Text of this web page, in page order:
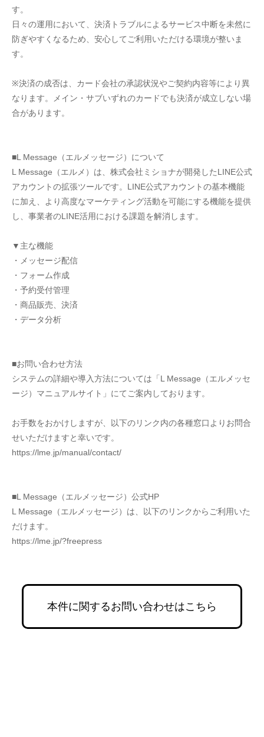
す。
日々の運用において、決済トラブルによるサービス中断を未然に
防ぎやすくなるため、安心してご利用いただける環境が整いま
す。
※決済の成否は、カード会社の承認状況やご契約内容等により異
なります。メイン・サブいずれのカードでも決済が成立しない場
合があります。
■L Message（エルメッセージ）について
L Message（エルメ）は、株式会社ミショナが開発したLINE公式
アカウントの拡張ツールです。LINE公式アカウントの基本機能
に加え、より高度なマーケティング活動を可能にする機能を提供
し、事業者のLINE活用における課題を解消します。
▼主な機能
・メッセージ配信
・フォーム作成
・予約受付管理
・商品販売、決済
・データ分析
■お問い合わせ方法
システムの詳細や導入方法については「L Message（エルメッセ
ージ）マニュアルサイト」にてご案内しております。
お手数をおかけしますが、以下のリンク内の各種窓口よりお問合
せいただけますと幸いです。
https://lme.jp/manual/contact/
■L Message（エルメッセージ）公式HP
L Message（エルメッセージ）は、以下のリンクからご利用いた
だけます。
https://lme.jp/?freepress
本件に関するお問い合わせはこちら